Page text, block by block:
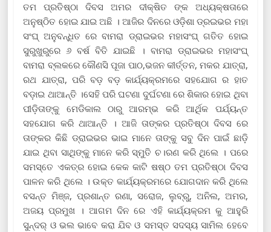
ତମ ପ୍ରତିଷ୍ଠା ଦିବସ ଅମର ଦୀକ୍ଷିତ ଙ୍କ ଅଧ୍ୟକ୍ଷତାରେ
ଅନୁଷ୍ଠିତ ହୋଇ ଯାଇ ଅଛି । ଆଜିର ଦିନରେ ଓଡ଼ିଶା ଡ୍ରଇଭର ମହା
ସଂଘ୍ ଅନୁବନ୍ଧିତ ରେ ବାମରା ଡ୍ରାଇଭର ମହାସଂଘ୍ ଗତିତ ହୋଇ
ସୁରୁଖୁରୁରେ ୬ ବର୍ଷ ବିତି ଯାଇଛି । ବାମରା ଡ୍ରାଇଭର ମହାସଂଘ୍
ବାମରା ବ୍ଲକରେ କୌଣସି ପୂଜା ପାଠ,ଭଜନ କୀର୍ତ୍ତନ, ମକର ଯାତ୍ରା,
ରଥ ଯାତ୍ରା, ପରି ବଡ଼ ବଡ଼ କାର୍ଯ୍ୟକ୍ରମରେ ସହଯୋଗ ର ହାତ
ବଡ଼ାଇ ଥାଆନ୍ତି ।ସେହି ପରି ଘଟଣା ଦୁର୍ଘଟଣା ରେ ଶିକାର ହୋଇ ଥିବା
ପୀଡ଼ିତାଙ୍କୁ ମେଡିକାଲ ଠାରୁ ଆରମ୍ଭ କରି ଆର୍ଥିକ ପର୍ଯ୍ୟନ୍ତ
ସହଯୋଗ କରି ଥାଆନ୍ତି । ଆଜି ତାଙ୍କର ପ୍ରତିଷ୍ଠା ଦିବସ ରେ
ତାଙ୍କର କିଛି ଡ୍ରାଇଭର ଭାଇ ମାନେ ତାଙ୍କୁ ସବୁ ଦିନ ପାଇଁ ଛାଡ଼ି
ଯାଇ ଥିବା ସାଥିଙ୍କୁ ମାନେ କରି ସ୍ମୁତି ଚ।ରଣ କରି ଥିଲେ । ପରେ
ସମସ୍ତେ ଏକତ୍ର ହୋଇ କେକ କାଟି ଷଷ୍ଠ ତମ ପ୍ରତିଷ୍ଠା ଦିବସ
ପାଳନ କରି ଥିଲେ । ଉକ୍ତ କାର୍ଯ୍ୟକ୍ରମରେ ଯୋଗଦାନ କରି ଥିଲେ
ବସନ୍ତ ମିଞ୍ଜ, ପ୍ରଶାନ୍ତ ରଣା, ସରୋଜ, ଲୁବ୍ରୁ, ଅନିଲ, ଅମର,
ଅଜୟ ପ୍ରମୁଖ । ଆଗମ ଦିନ ରେ ଏହି କାର୍ଯ୍ୟକ୍ରମ କୁ ଆହୁରି
ସୁନ୍ଦର୍ ଓ ଭଲ ଭାବେ କରା ଯିବ ଓ ସମସ୍ତ ସଦସ୍ୟ ସାମିଲ ହେବେ